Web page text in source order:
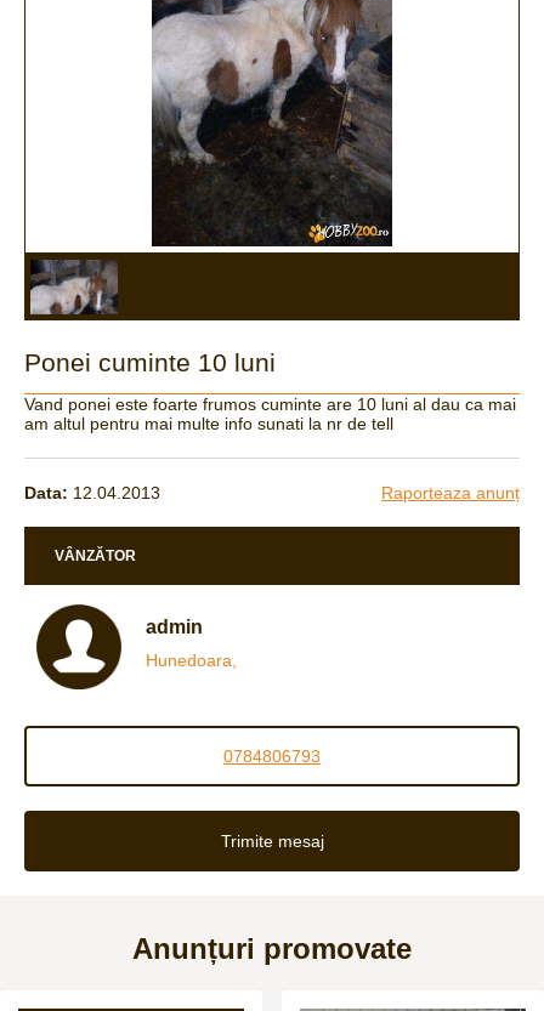
Ponei cuminte 10 luni
Vand ponei este foarte frumos cuminte are 10 luni al dau ca mai
am altul pentru mai multe info sunati la nr de tell
Data: 12.04.2013 Raporteaza anunț
VÂNZĂTOR
admin
Hunedoara,
0784806793
Trimite mesaj
Anunțuri promovate